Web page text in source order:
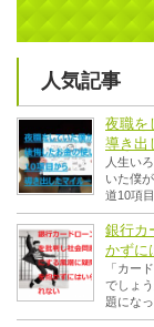
人気記事
夜職を
導き出
人生い
いた僕
道10項
銀行カ
かずに
「カー
でしょ
題にな